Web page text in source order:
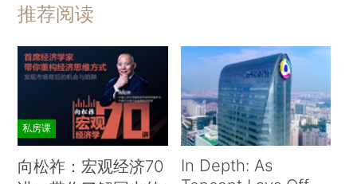
推荐阅读
私房课
向松祚：宏观经济70
In Depth: As